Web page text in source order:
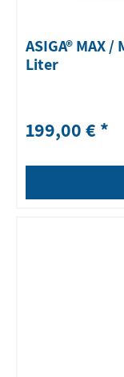
ASIGA® MAX
Liter
199,00 € *